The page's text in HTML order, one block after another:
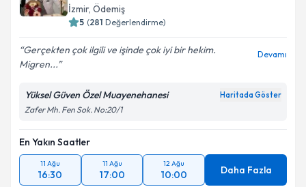
İzmir, Ödemiş
5 (281 Değerlendirme)
Gerçekten çok ilgili ve işinde çok iyi bir hekim.
Migren...
Devamı
Yüksel Güven Özel Muayenehanesi Haritada Göster
Zafer Mh. Fen Sok. No:20/1
En Yakın Saatler
11 Ağu
16:30
11 Ağu
17:00
12 Ağu
10:00 Daha Fazla